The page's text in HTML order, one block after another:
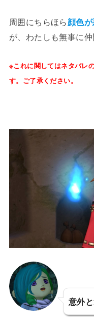
周囲にちらほら顔色
が、わたしも無事に仲
※これに関してはネタバレ
す。ご了承ください。
意外